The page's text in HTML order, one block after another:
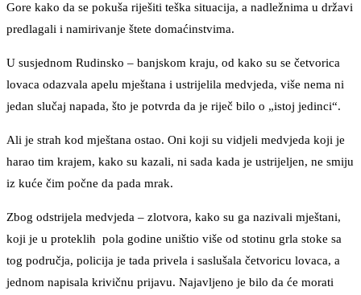
Gore kako da se pokuša riješiti teška situacija, a nadležnima u državi
predlagali i namirivanje štete domaćinstvima.
U susjednom Rudinsko – banjskom kraju, od kako su se četvorica
lovaca odazvala apelu mještana i ustrijelila medvjeda, više nema ni
jedan slučaj napada, što je potvrda da je riječ bilo o „istoj jedinci“.
Ali je strah kod mještana ostao. Oni koji su vidjeli medvjeda koji je
harao tim krajem, kako su kazali, ni sada kada je ustrijeljen, ne smiju
iz kuće čim počne da pada mrak.
Zbog odstrijela medvjeda – zlotvora, kako su ga nazivali mještani,
koji je u proteklih pola godine uništio više od stotinu grla stoke sa
tog područja, policija je tada privela i saslušala četvoricu lovaca, a
jednom napisala krivičnu prijavu. Najavljeno je bilo da će morati